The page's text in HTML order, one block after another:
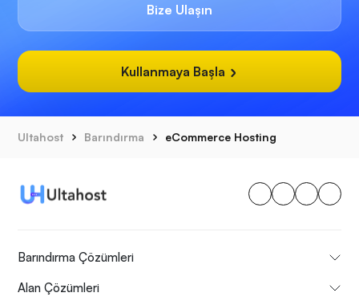
Bize Ulaşın
Kullanmaya Başla
Ultahost Barındırma eCommerce Hosting
Barındırma Çözümleri
Alan Çözümleri